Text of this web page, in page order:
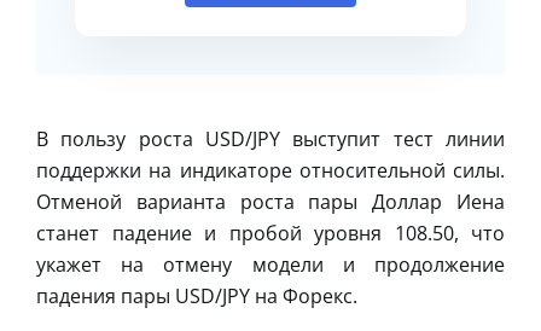
В пользу роста USD/JPY выступит тест линии
поддержки на индикаторе относительной силы.
Отменой варианта роста пары Доллар Иена
станет падение и пробой уровня 108.50, что
укажет на отмену модели и продолжение
падения пары USD/JPY на Форекс.